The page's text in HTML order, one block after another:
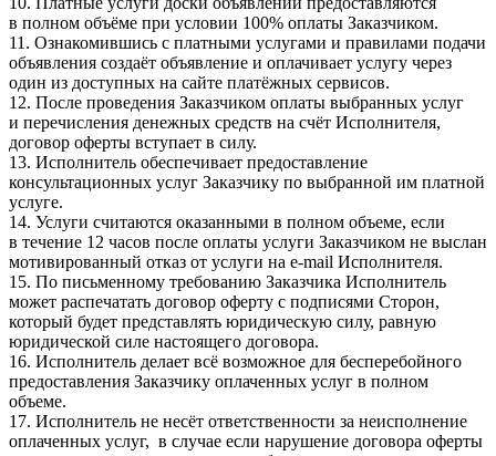
в полном объёме при условии 100% оплаты Заказчиком.
11. Ознакомившись с платными услугами и правилами подачи
объявления создаёт объявление и оплачивает услугу через
один из доступных на сайте платёжных сервисов.
12. После проведения Заказчиком оплаты выбранных услуг
и перечисления денежных средств на счёт Исполнителя,
договор оферты вступает в силу.
13. Исполнитель обеспечивает предоставление
консультационных услуг Заказчику по выбранной им платной
услуге.
14. Услуги считаются оказанными в полном объеме, если
в течение 12 часов после оплаты услуги Заказчиком не выслан
мотивированный отказ от услуги на e-mail Исполнителя.
15. По письменному требованию Заказчика Исполнитель
может распечатать договор оферту с подписями Сторон,
который будет представлять юридическую силу, равную
юридической силе настоящего договора.
16. Исполнитель делает всё возможное для бесперебойного
предоставления Заказчику оплаченных услуг в полном
объеме.
17. Исполнитель не несёт ответственности за неисполнение
оплаченных услуг, в случае если нарушение договора оферты